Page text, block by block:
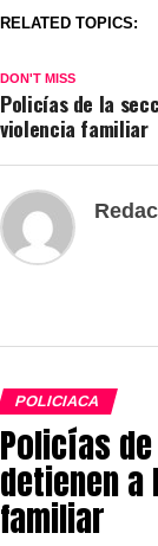
RELATED TOPICS:
DON'T MISS
Policías de la
violencia familiar
POLICIACA
Policías
detienen
familiar